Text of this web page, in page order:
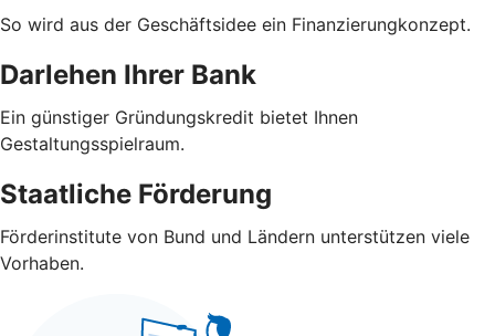
So wird aus der Geschäftsidee ein Finanzierungkonzept.
Darlehen Ihrer Bank
Ein günstiger Gründungskredit bietet Ihnen
Gestaltungsspielraum.
Staatliche Förderung
Förderinstitute von Bund und Ländern unterstützen viele
Vorhaben.